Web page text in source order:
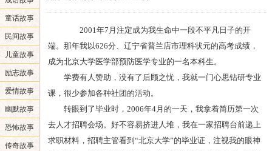
童话故事
民间故事
儿童故事
励志故事
爱情故事
幽默故事
恐怖故事
传奇故事
2001年7月注定成为我生命中一段不平凡日子的开
端。那年我以626分、辽宁省普兰店市理科状元的高考成绩，
成为北京大学医学部预防医学专业的一名本科生。
学费有人赞助，没有了后顾之忧，我就一门心思钻研专业
课，很少参加各种社团的活动。
转眼到了毕业时，2006年4月的一天，我拿着简历第一次
去人才招聘会场。好不容易挤进人堆，我在一家招聘台前递上
求职材料，招聘主管看到“北京大学”的毕业证，注视我的眼神